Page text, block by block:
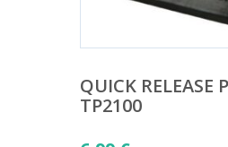
QUICK RELEASE
TP2100